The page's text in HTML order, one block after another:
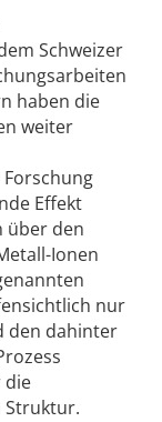
Schweizer
haben die
weiter
Forschung
Effekt
über den
Ionen
nur
den dahinter
die
Struktur.